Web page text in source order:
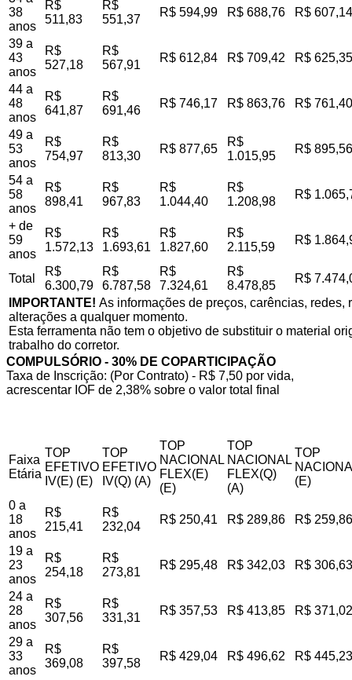
38
anos
R$
511,83
R$
551,37
R$ 594,99 R$ 688,76 R$ 607,14
39 a
43
anos
R$
527,18
R$
567,91
R$ 612,84 R$ 709,42 R$ 625,35
44 a
48
anos
R$
641,87
R$
691,46
R$ 746,17 R$ 863,76 R$ 761,40
49 a
53
anos
R$
754,97
R$
813,30
R$ 877,65
R$
1.015,95
R$ 895,56
54 a
58
anos
R$
898,41
R$
967,83
R$
1.044,40
R$
1.208,98
R$
+ de
59
anos
R$
1.572,13
R$
1.693,61
R$
1.827,60
R$
2.115,59
R$
Total
R$
6.300,79
R$
6.787,58
R$
7.324,61
R$
8.478,85
R$
IMPORTANTE! As informações de preços, carências,
alterações a qualquer momento.
Esta ferramenta não tem o objetivo de substituir o material
trabalho do corretor.
COMPULSÓRIO - 30% DE COPARTICIPAÇÃO
Taxa de Inscrição: (Por Contrato) - R$ 7,50 por vida,
acrescentar IOF de 2,38% sobre o valor total final
Faixa
Etária
TOP
EFETIVO
IV(E) (E)
TOP
EFETIVO
IV(Q) (A)
TOP
NACIONAL
FLEX(E)
(E)
TOP
NACIONAL
FLEX(Q)
(A)
TOP
(E)
0 a
18
anos
R$
215,41
R$
232,04
R$ 250,41 R$ 289,86 R$ 259,86
19 a
23
anos
R$
254,18
R$
273,81
R$ 295,48 R$ 342,03 R$ 306,63
24 a
28
anos
R$
307,56
R$
331,31
R$ 357,53 R$ 413,85 R$ 371,02
29 a
33
anos
R$
369,08
R$
397,58
R$ 429,04 R$ 496,62 R$ 445,23